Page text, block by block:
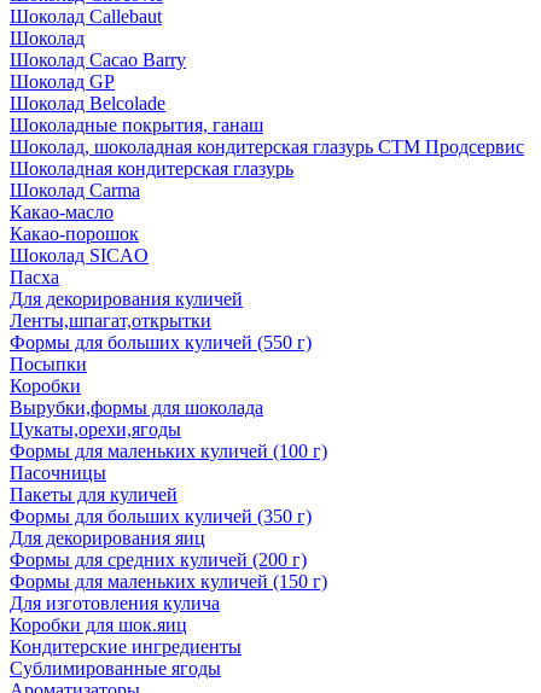
Шоколад Callebaut
Шоколад
Шоколад Cacao Barry
Шоколад GP
Шоколад Belcolade
Шоколадные покрытия, ганаш
Шоколад, шоколадная кондитерская глазурь СТМ Продсервис
Шоколадная кондитерская глазурь
Шоколад Carma
Какао-масло
Какао-порошок
Шоколад SICAO
Пасха
Для декорирования куличей
Ленты,шпагат,открытки
Формы для больших куличей (550 г)
Посыпки
Коробки
Вырубки,формы для шоколада
Цукаты,орехи,ягоды
Формы для маленьких куличей (100 г)
Пасочницы
Пакеты для куличей
Формы для больших куличей (350 г)
Для декорирования яиц
Формы для средних куличей (200 г)
Формы для маленьких куличей (150 г)
Для изготовления кулича
Коробки для шок.яиц
Кондитерские ингредиенты
Сублимированные ягоды